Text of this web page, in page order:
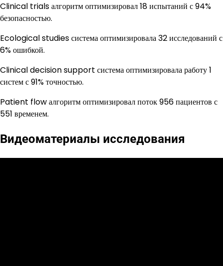
Clinical trials алгоритм оптимизировал 18 испытаний с 94%
безопасностью.
Ecological studies система оптимизировала 32 исследований с
6% ошибкой.
Clinical decision support система оптимизировала работу 1
систем с 91% точностью.
Patient flow алгоритм оптимизировал поток 956 пациентов с
551 временем.
Видеоматериалы исследования